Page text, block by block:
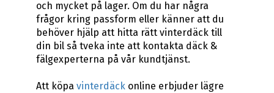
och mycket på lager. Om du har några
frågor kring passform eller känner att du
behöver hjälp att hitta rätt vinterdäck till
din bil så tveka inte att kontakta däck &
fälgexperterna på vår kundtjänst.
Att köpavinterdäck online erbjuder lägre